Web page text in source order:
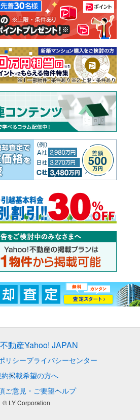
土地
動産Yahoo! JAPAN
リシープライバシーセンター
掲載希望の方へ
ご意見・ご要望ヘルプ
© LY Corporation